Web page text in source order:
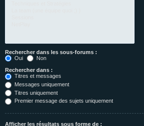
Rechercher dans les sous-forums :
Oui
Non
Rechercher dans :
Titres et messages
Messages uniquement
Titres uniquement
Premier message des sujets uniquement
Afficher les résultats sous forme de :